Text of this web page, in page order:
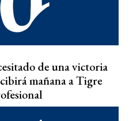
de una victoria
mañana a Tigre